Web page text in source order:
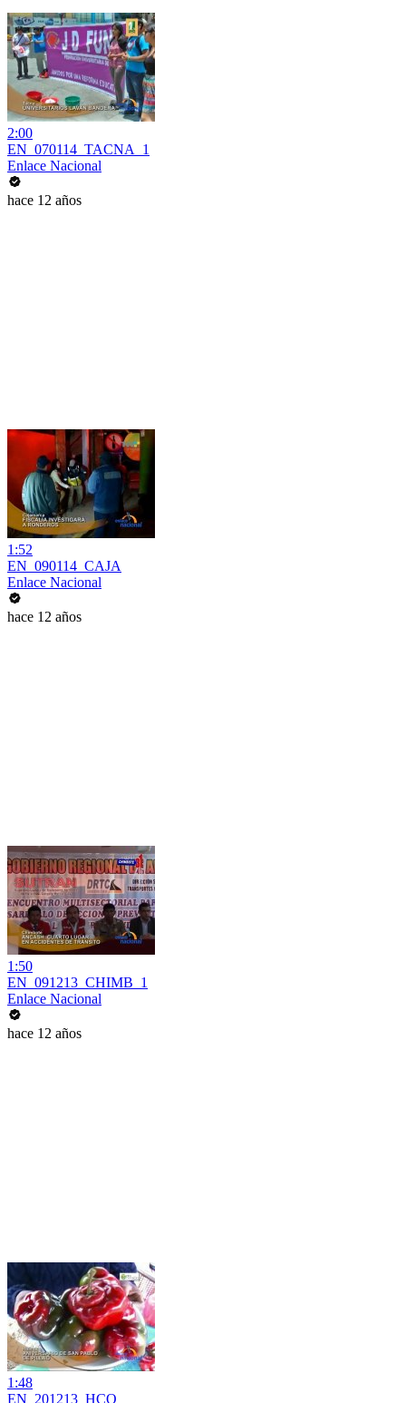
2:00
EN_070114_TACNA_1
Enlace Nacional
hace 12 años
1:52
EN_090114_CAJA
Enlace Nacional
hace 12 años
1:50
EN_091213_CHIMB_1
Enlace Nacional
hace 12 años
1:48
EN_201213_HCO